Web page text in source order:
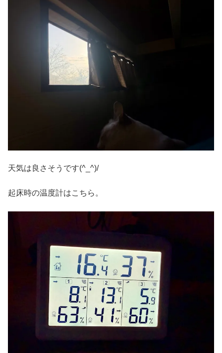
天気は良さそうです(^_^)/
起床時の温度計はこちら。